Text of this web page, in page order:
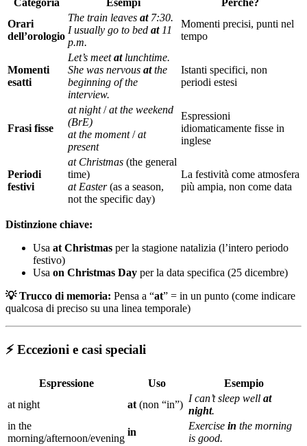
Categoria Esempi
Perché?
Orari
dell’orologio
The train leaves at7:30.
I usually go to bed at11
p.m.
Momenti precisi, punti nel
tempo
Momenti
esatti
Let’s meetatlunchtime.
She was nervous atthe
beginning of the
interview.
Istanti specifici, non
periodi estesi
Frasi fisse
at night/at the weekend
(BrE)
at the moment/at
present
Espressioni
idiomaticamente fisse in
inglese
Periodi
festivi
at Christmas (the general
time)
at Easter(as a season,
not the specific day)
La festività come atmosfera
più ampia, non come data
Distinzione chiave:
Usa at Christmas per la stagione natalizia (l’intero periodo
festivo)
Usa on Christmas Day per la data specifica (25 dicembre)
💡 Trucco di memoria: Pensa a “at” = in un punto (come indicare
qualcosa di preciso su una linea temporale)
⚡ Eccezioni e casi speciali
Espressione Uso
Esempio
at night
at (non “in”)
I can’t sleep well at
night.
in the
morning/afternoon/evening
in
Exercise in the morning
is good.